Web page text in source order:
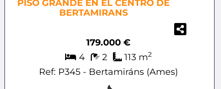
PISO GRANDE EN EL CENTRO DE
BERTAMIRANS
179.000 €
4
2 113 m2
Ref: P345 - Bertamiráns (Ames)